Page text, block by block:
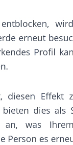
erneut
Profil
diesen
dies als
an, was
Person es